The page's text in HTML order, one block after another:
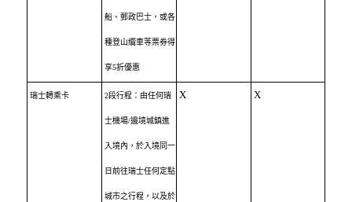
船、郵政巴士，或各
種登山纜車等票券得
享5折優惠
瑞士轉乘卡 2段行程：由任何瑞
士機場/邊境城鎮進
入境內，於入境同一
日前往瑞士任何定點
城市之行程，以及於
X X